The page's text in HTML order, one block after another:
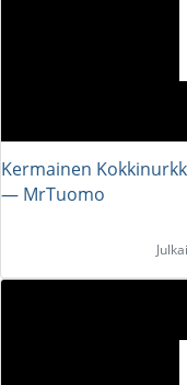
Kermainen
― MrTuomo